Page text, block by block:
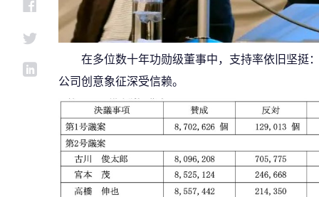
在多位数十年功勋级董事中，支持率依旧坚挺
公司创意象征深受信赖。